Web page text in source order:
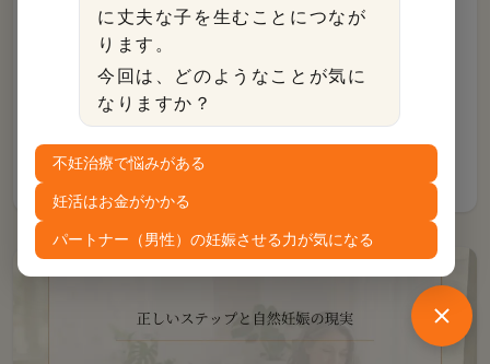
に丈夫な子を生むことにつなが
ります。
今回は、どのようなことが気に
なりますか？
不妊治療で悩みがある
妊活はお金がかかる
パートナー（男性）の妊娠させる力が気になる
不妊治療の休職での後悔ポイントは？手当金
の条件やキャリアへの影響など解説
不妊治療と仕事の両立に限界を感じ、休職や退職を迷っ
ていませんか？本記事では休職して後悔しないための判
断軸や、メンタル不調時の妥当性を解説。気になる傷病
手当金の受給条件、診断書の準備、将来の育休手当への
影響など、お金とキャリアの不安について共に考えま
す。
2026年6月18日